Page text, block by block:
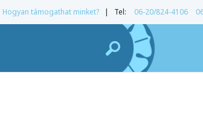
Hogyan támogathat minket? | Tel: 06-20/824-4106